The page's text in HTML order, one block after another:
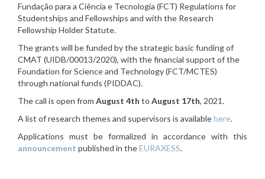
Fundação para a Ciência e Tecnologia (FCT) Regulations for
Studentships and Fellowships and with the Research
Fellowship Holder Statute.
The grants will be funded by the strategic basic funding of
CMAT (UIDB/00013/2020), with the financial support of the
Foundation for Science and Technology (FCT/MCTES)
through national funds (PIDDAC).
The call is open from August 4th to August 17th, 2021.
A list of research themes and supervisors is availablehere.
Applications must be formalized in accordance with this
announcement published in theEURAXESS.